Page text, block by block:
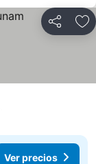
Compartir
Ver precios